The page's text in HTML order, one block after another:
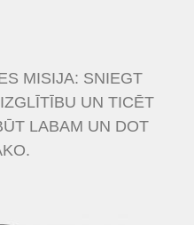
MISIJA: SNIEGT
UN TICĒT
LABAM UN DOT